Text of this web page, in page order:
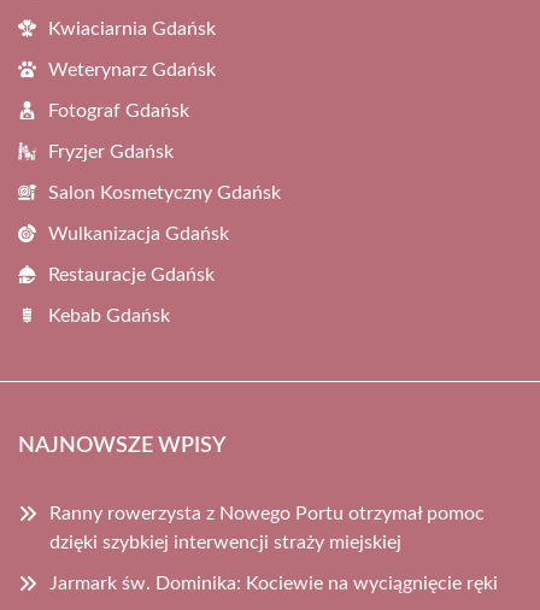
Kwiaciarnia Gdańsk
Weterynarz Gdańsk
Fotograf Gdańsk
Fryzjer Gdańsk
Salon Kosmetyczny Gdańsk
Wulkanizacja Gdańsk
Restauracje Gdańsk
Kebab Gdańsk
NAJNOWSZE WPISY
Ranny rowerzysta z Nowego Portu otrzymał pomoc
dzięki szybkiej interwencji straży miejskiej
Jarmark św. Dominika: Kociewie na wyciągnięcie ręki